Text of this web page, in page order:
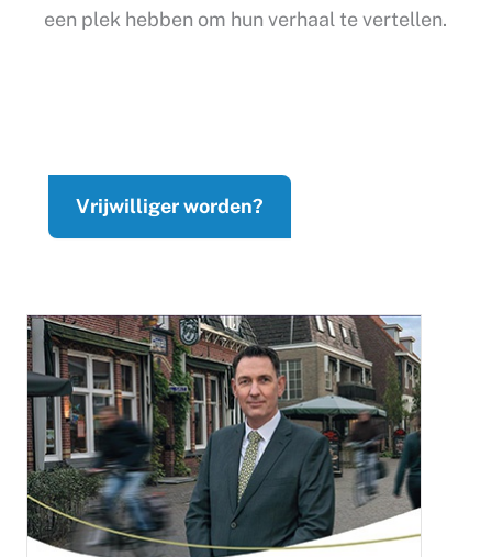
een plek hebben om hun verhaal te vertellen.
Vrijwilliger worden?